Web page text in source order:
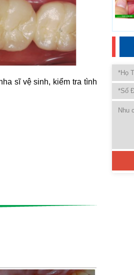
sĩ vệ sinh, kiểm tra tình